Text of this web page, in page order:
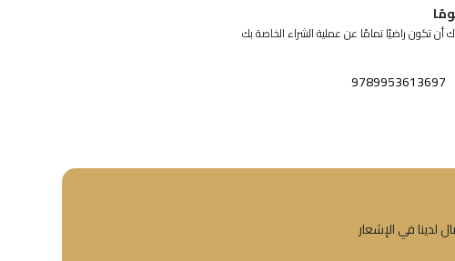
أن تكون راضيًا تمامًا عن عملية الشراء الخاصة بك
9789953613697
لدينا في الإشعار